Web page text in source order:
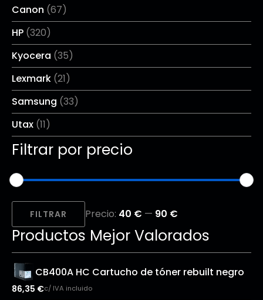
Canon (67)
HP (320)
Kyocera (35)
Lexmark (21)
Samsung (33)
Utax (11)
Filtrar por precio
Precio
mínimo
Precio
máximo
FILTRAR Precio: 40 € — 90 €
Productos Mejor Valorados
CB400A HC Cartucho de tóner rebuilt negro
86,35 €c/ IVA incluido